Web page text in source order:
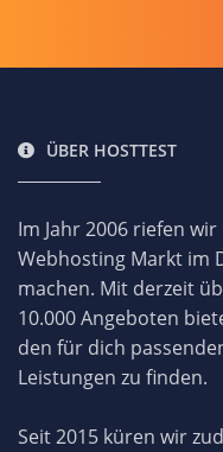
ÜBER HOSTTEST
Im Jahr 2006 riefen wir
Webhosting Markt im
machen. Mit derzeit
10.000 Angeboten
den für dich
Leistungen zu finden.
Seit 2015 küren wir